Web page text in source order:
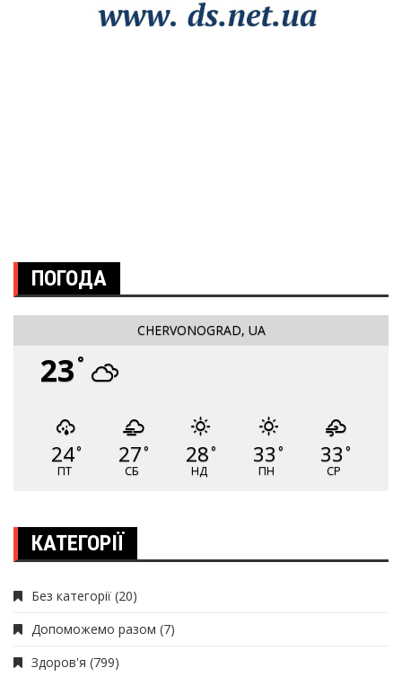
ПОГОДА
CHERVONOGRAD, UA
23 °
24°
ПТ
27°
СБ
28°
НД
33 °
ПН
33 °
СР
КАТЕГОРІЇ
Без категорії (20)
Допоможемо разом (7)
Здоров'я (799)